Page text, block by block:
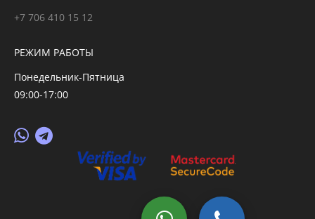
+7 706 410 15 12
РЕЖИМ РАБОТЫ
Понедельник-Пятница
09:00-17:00